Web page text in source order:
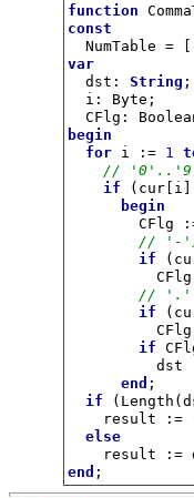
function
const
NumTable = [
var
dst: String ;
i: Byte;
begin
for i := 1
//
if (cur[i]
begin
CFlg :=
// '-'が
if
CFlg :=
// '.'２
if
CFlg :=
if
dst :=
end ;
if
result :=
else
end ;